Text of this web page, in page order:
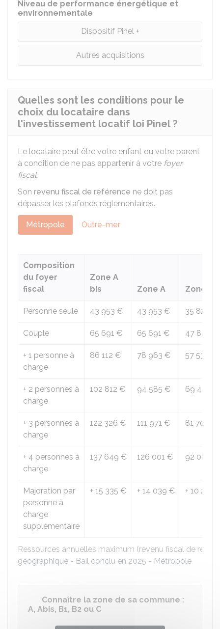
Niveau de performance énergétique et
environnementale
Dispositif Pinel +
Autres acquisitions
Quelles sont les conditions pour le
choix du locataire dans
l'investissement locatif loi Pinel ?
Le locataire peut être votre enfant ou votre parent
à condition de ne pas appartenir à votre foyer
fiscal.
Son revenu fiscal de référence ne doit pas
dépasser les plafonds réglementaires.
Métropole Outre-mer
Ressources annuelles maximum (revenu fiscal de
géographique - Bail conclu en 2025 - Métropole
Composition
du foyer
fiscal
Zone A
bis
Zone A Zone B1
Personne seule 43 953 € 43 953 € 35 825 €
Couple 65 691 € 65 691 € 47 842 €
+ 1 personne à
charge
86 112 € 78 963 € 57 531 €
+ 2 personnes à
charge
102 812 € 94 585 € 69 455 €
+ 3 personnes à
charge
122 326 € 111 971 € 81 705 €
+ 4 personnes à
charge
137 649 € 126 001 € 92 080 €
Majoration par
personne à
charge
supplémentaire
+ 15 335 € + 14 039 € + 10 273
Connaître la zone de sa commune :
A, Abis, B1, B2 ou C